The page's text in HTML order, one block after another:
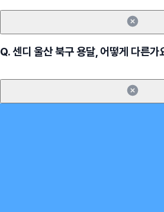
Q.센디 울산 북구 용달, 어떻게 다른가